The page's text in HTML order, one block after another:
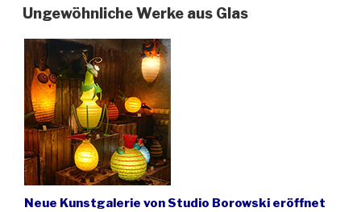
das
Zum
80.
Geburtstag
von
Stanisław
Borowski“
Ungewöhnliche Werke aus Glas
Neue Kunstgalerie von Studio Borowski eröffnet